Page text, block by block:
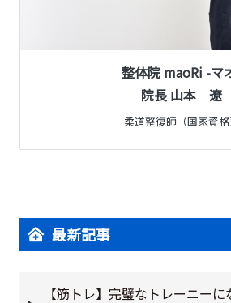
整体院 maoRi -マ
院長 山本 遼
柔道整復師（国家資格
最新記事
【筋トレ】完璧なトレーニー